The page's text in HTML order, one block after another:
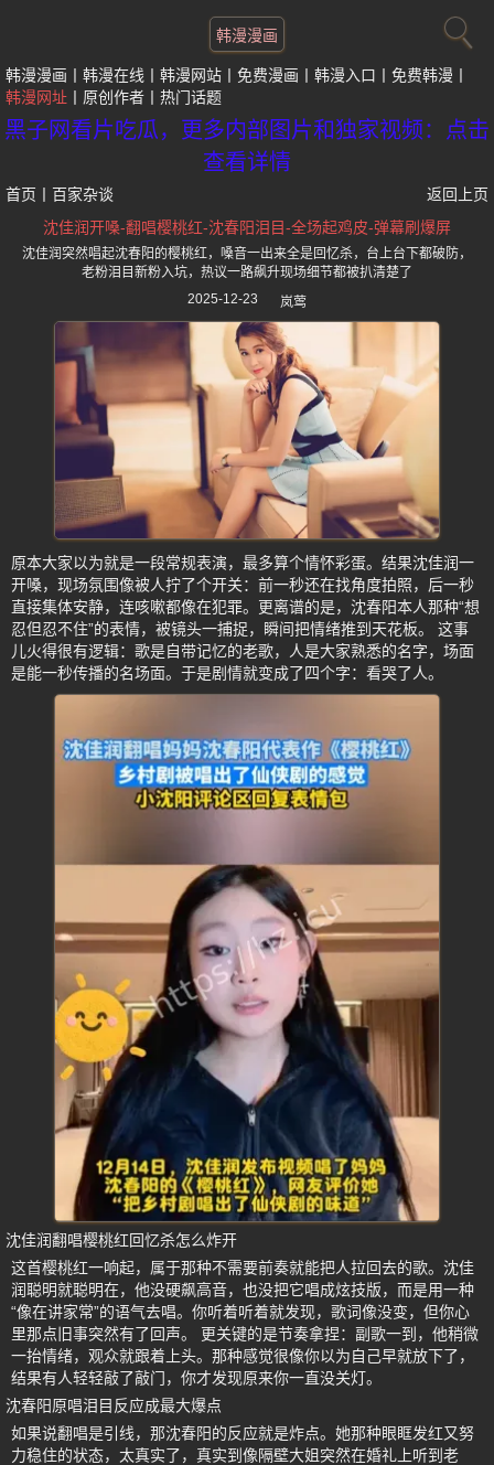
韩漫漫画
韩漫漫画 韩漫在线 韩漫网站 免费漫画 韩漫入口
免费韩漫
韩漫网址
原创作者 热门话题
黑子网看片吃瓜，更多内部图片和独家视频：点击
查看详情
首页 百家杂谈
返回上页
沈佳润开嗓-翻唱樱桃红-沈春阳泪目-全场起鸡皮-弹幕刷爆屏
沈佳润突然唱起沈春阳的樱桃红，嗓音一出来全是回忆杀，台上台下都破防，
老粉泪目新粉入坑，热议一路飙升现场细节都被扒清楚了
2025-12-23
岚莺
原本大家以为就是一段常规表演，最多算个情怀彩蛋。结果沈佳润一
开嗓，现场氛围像被人拧了个开关：前一秒还在找角度拍照，后一秒
直接集体安静，连咳嗽都像在犯罪。更离谱的是，沈春阳本人那种“想
忍但忍不住”的表情，被镜头一捕捉，瞬间把情绪推到天花板。 这事
儿火得很有逻辑：歌是自带记忆的老歌，人是大家熟悉的名字，场面
是能一秒传播的名场面。于是剧情就变成了四个字：看哭了人。
沈佳润翻唱樱桃红回忆杀怎么炸开
这首樱桃红一响起，属于那种不需要前奏就能把人拉回去的歌。沈佳
润聪明就聪明在，他没硬飙高音，也没把它唱成炫技版，而是用一种
“像在讲家常”的语气去唱。你听着听着就发现，歌词像没变，但你心
里那点旧事突然有了回声。 更关键的是节奏拿捏：副歌一到，他稍微
一抬情绪，观众就跟着上头。那种感觉很像你以为自己早就放下了，
结果有人轻轻敲了敲门，你才发现原来你一直没关灯。
沈春阳原唱泪目反应成最大爆点
如果说翻唱是引线，那沈春阳的反应就是炸点。她那种眼眶发红又努
力稳住的状态，太真实了，真实到像隔壁大姐突然在婚礼上听到老